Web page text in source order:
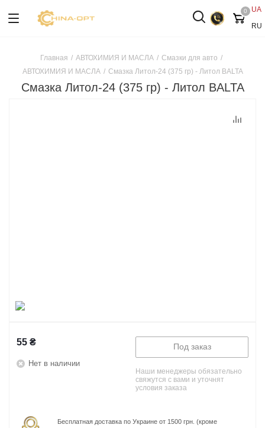
UA
RU
0
Главная / АВТОХИМИЯ И МАСЛА / Смазки для авто /
АВТОХИМИЯ И МАСЛА / Смазка Литол-24 (375 гр) - Литол BALTA
Смазка Литол-24 (375 гр) - Литол BALTA
55 ₴
Нет в наличии
Под заказ
Наши менеджеры обязательно
свяжутся с вами и уточнят
условия заказа
Бесплатная доставка по Украине от 1500 грн. (кроме